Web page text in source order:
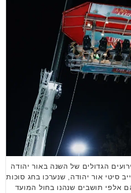
הגדולים של השנה באור יהודה
סיטי אור יהודה, שנערכו בחג סוכות
אלפי תושבים שנהנו בחול המועד